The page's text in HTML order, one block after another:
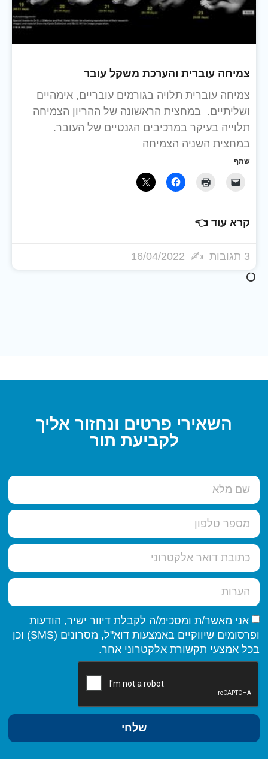
צמיחה עוברית והערכת משקל עובר
צמיחה עוברית תלויה בגורמים עובריים, אימהיים
ושליתיים. במחצית הראשונה של ההריון הצמיחה
תלוייה בעיקר במרכיבים הגנטיים של העובר.
במחצית השניה הצמיחה
שתף
קרא עוד 👈
3 תגובות
השאירי פרטים ונחזור אליך
לקביעת תור
אני מאשר/ת ומסכימ/ה לקבלת דיוור ישיר, הודעות
ופרסומים שיווקיים באמצעות דוא"ל, מסרונים (SMS) וכן
בכל אמצעי תקשורת אלקטרוני אחר.
שלחי